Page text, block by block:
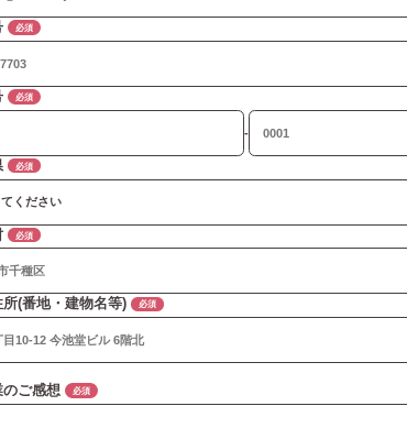
必須
必須
-
必須
必須
(番地・建物名等) 必須
ご感想 必須